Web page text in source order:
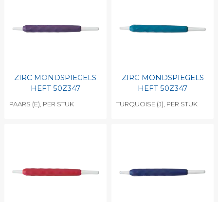
ZIRC MONDSPIEGELS
HEFT 50Z347
PAARS (E), PER STUK
ZIRC MONDSPIEGELS
HEFT 50Z347
TURQUOISE (J), PER STUK